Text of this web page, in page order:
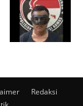
Redaksi